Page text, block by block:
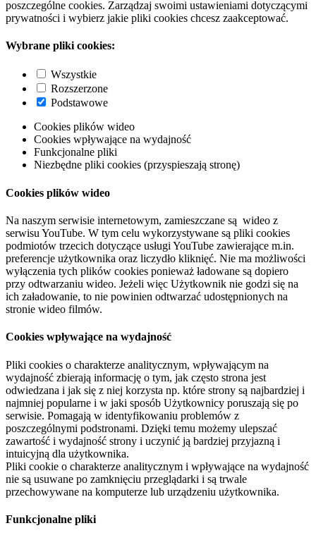
poszczególne cookies. Zarządzaj swoimi ustawieniami dotyczącymi
prywatności i wybierz jakie pliki cookies chcesz zaakceptować.
Wybrane pliki cookies:
Wszystkie
Rozszerzone
Podstawowe
Cookies plików wideo
Cookies wpływające na wydajność
Funkcjonalne pliki
Niezbędne pliki cookies (przyspieszają stronę)
Cookies plików wideo
Na naszym serwisie internetowym, zamieszczane są wideo z
serwisu YouTube. W tym celu wykorzystywane są pliki cookies
podmiotów trzecich dotyczące usługi YouTube zawierające m.in.
preferencje użytkownika oraz liczydło kliknięć. Nie ma możliwości
wyłączenia tych plików cookies ponieważ ładowane są dopiero
przy odtwarzaniu wideo. Jeżeli więc Użytkownik nie godzi się na
ich załadowanie, to nie powinien odtwarzać udostępnionych na
stronie wideo filmów.
Cookies wpływające na wydajność
Pliki cookies o charakterze analitycznym, wpływającym na
wydajność zbierają informację o tym, jak często strona jest
odwiedzana i jak się z niej korzysta np. które strony są najbardziej i
najmniej popularne i w jaki sposób Użytkownicy poruszają się po
serwisie. Pomagają w identyfikowaniu problemów z
poszczególnymi podstronami. Dzięki temu możemy ulepszać
zawartość i wydajność strony i uczynić ją bardziej przyjazną i
intuicyjną dla użytkownika.
Pliki cookie o charakterze analitycznym i wpływające na wydajność
nie są usuwane po zamknięciu przeglądarki i są trwale
przechowywane na komputerze lub urządzeniu użytkownika.
Funkcjonalne pliki